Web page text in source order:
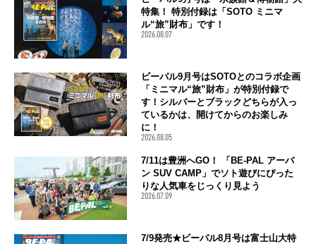
特集！ 特別付録は「SOTO ミニマ
ル“旅”財布」です！
2026.08.07
ビーパル9月号はSOTOとのコラボ企画
「ミニマル“旅”財布」が特別付録で
す！シルバーとブラックどちらが入っ
ているかは、開けてからのお楽しみ
に！
2026.08.05
7/11は豊洲へGO！ 「BE-PAL アーバ
ン SUV CAMP」でソト遊びにぴった
りな人気車をじっくり見よう
2026.07.09
7/9発売★ビーパル8月号は富士山大特